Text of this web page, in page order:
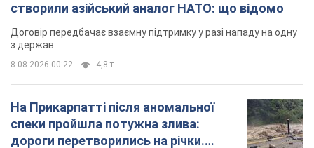
створили азійський аналог НАТО: що відомо
Договір передбачає взаємну підтримку у разі нападу на одну
з держав
8.08.2026 00:22 4,8 т.
На Прикарпатті після аномальної
спеки пройшла потужна злива:
дороги перетворились на річки.